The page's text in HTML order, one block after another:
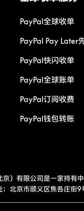
PayPal全球收单
PayPal Pay Later
PayPal快闪收单
PayPal全球账单
PayPal订阅收费
PayPal钱包转账
京）有限公司是一家持有
：北京市顺义区焦各庄街9